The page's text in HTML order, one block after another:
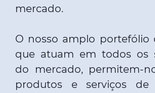
mercado.
O nosso amplo portefólio
que atuam em todos os
do mercado, permitem-
produtos e serviços